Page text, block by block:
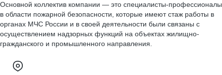
Основной коллектив компании — это специалисты-профессионалы
в области пожарной безопасности, которые имеют стаж работы в
органах МЧС России и в своей деятельности были связаны с
осуществлением надзорных функций на объектах жилищно-
гражданского и промышленного направления.